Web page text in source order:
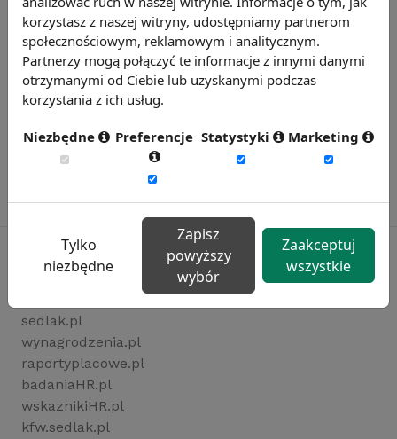
Rynekpracy.pl
sedlak.pl
wynagrodzenia.pl
raportyplacowe.pl
badaniaHR.pl
wskaznikiHR.pl
kfw.sedlak.pl
korzystasz z naszej witryny, udostępniamy partnerom
społecznościowym, reklamowym i analitycznym.
Partnerzy mogą połączyć te informacje z innymi danymi
otrzymanymi od Ciebie lub uzyskanymi podczas
korzystania z ich usług.
Niezbędne Preferencje Statystyki Marketing
Tylko
niezbędne
Zapisz
powyższy
wybór
Zaakceptuj
wszystkie